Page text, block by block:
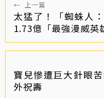
← 上一篇
太猛了！「蜘蛛人
1.73億「最強漫威英
寶兒慘遭巨大針眼
外祝壽